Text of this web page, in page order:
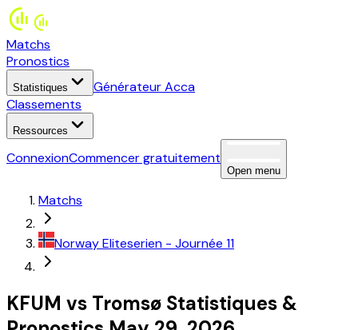
Matchs
Pronostics
Statistiques
Générateur Acca
Classements
Ressources
ConnexionCommencer gratuitement
Open menu
Matchs
NorwayEliteserien - Journée 11
KFUM vs Tromsø Statistiques &